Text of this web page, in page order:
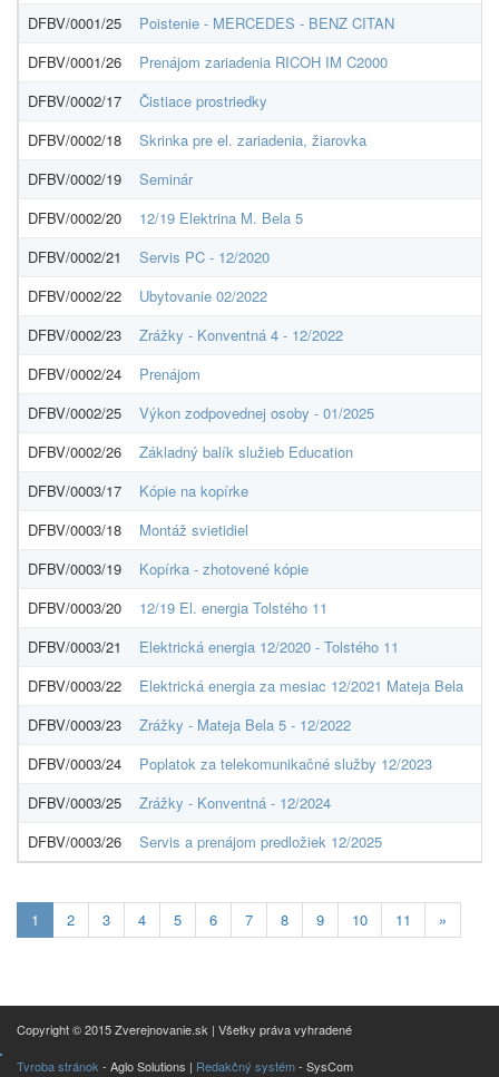
DFBV/0001/25
Poistenie - MERCEDES - BENZ CITAN
DFBV/0001/26
Prenájom zariadenia RICOH IM C2000
DFBV/0002/17
Čistiace prostriedky
DFBV/0002/18
Skrinka pre el. zariadenia, žiarovka
DFBV/0002/19
Seminár
DFBV/0002/20
12/19 Elektrina M. Bela 5
DFBV/0002/21
Servis PC - 12/2020
DFBV/0002/22
Ubytovanie 02/2022
DFBV/0002/23
Zrážky - Konventná 4 - 12/2022
DFBV/0002/24
Prenájom
DFBV/0002/25
Výkon zodpovednej osoby - 01/2025
DFBV/0002/26
Základný balík služieb Education
DFBV/0003/17
Kópie na kopírke
DFBV/0003/18
Montáž svietidiel
DFBV/0003/19
Kopírka - zhotovené kópie
DFBV/0003/20
12/19 El. energia Tolstého 11
DFBV/0003/21
Elektrická energia 12/2020 - Tolstého 11
DFBV/0003/22
Elektrická energia za mesiac 12/2021 Mateja Bela
DFBV/0003/23
Zrážky - Mateja Bela 5 - 12/2022
DFBV/0003/24
Poplatok za telekomunikačné služby 12/2023
DFBV/0003/25
Zrážky - Konventná - 12/2024
DFBV/0003/26
Servis a prenájom predložiek 12/2025
1 Aktuálna
stránka
2 3 4 5 6 7 8 9 10 11 »
Copyright © 2015 Zverejnovanie.sk | Všetky práva vyhradené
Tvroba stránok - Aglo Solutions | Redakčný systém- SysCom